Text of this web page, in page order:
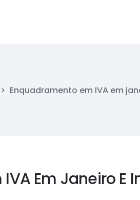
> Enquadramento em IVA em
Em Janeiro E